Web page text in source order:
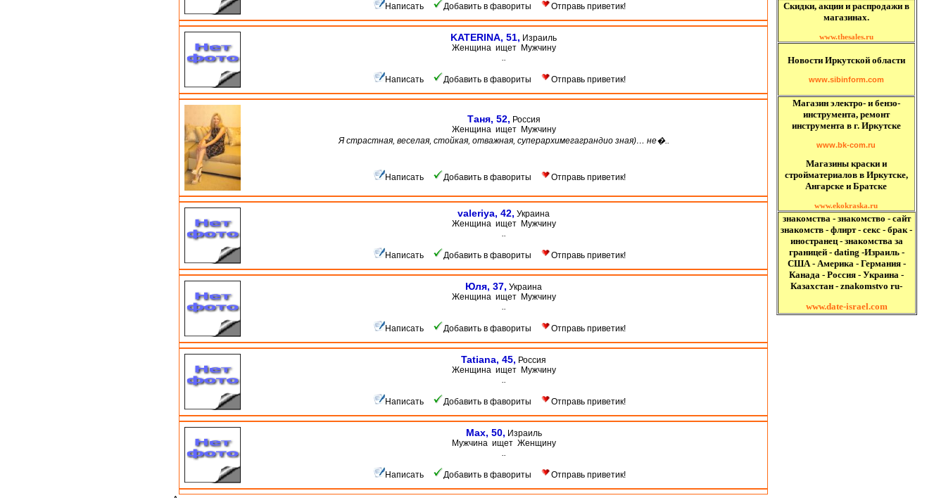
Написать Добавить в фавориты Отправь приветик!
KATERINA, 51, Израиль
Женщина ищет Мужчину
..
Написать Добавить в фавориты Отправь приветик!
Таня, 52, Россия
Женщина ищет Мужчину
Я страстная, веселая, стойкая, отважная, суперархимегаграндио зная)… не�..
Написать Добавить в фавориты Отправь приветик!
valeriya, 42, Украина
Женщина ищет Мужчину
..
Написать Добавить в фавориты Отправь приветик!
Юля, 37, Украина
Женщина ищет Мужчину
..
Написать Добавить в фавориты Отправь приветик!
Tatiana, 45, Россия
Женщина ищет Мужчину
..
Написать Добавить в фавориты Отправь приветик!
Max, 50, Израиль
Мужчина ищет Женщину
..
Написать Добавить в фавориты Отправь приветик!
Скидки, акции и распродажи в
магазинах.
www.thesales.ru
Новости Иркутской области
www.sibinform.com
Магазин электро- и бензо-
инструмента, ремонт
инструмента в г. Иркутске
www.bk-com.ru
Магазины краски и
стройматериалов в Иркутске,
Ангарске и Братске
www.ekokraska.ru
знакомства - знакомство - сайт
знакомств - флирт - секс - брак -
иностранец - знакомства за
границей - dating -Израиль -
США - Америка - Германия -
Канада - Россия - Украина -
Казахстан - znakomstvo ru-
www.date-israel.com